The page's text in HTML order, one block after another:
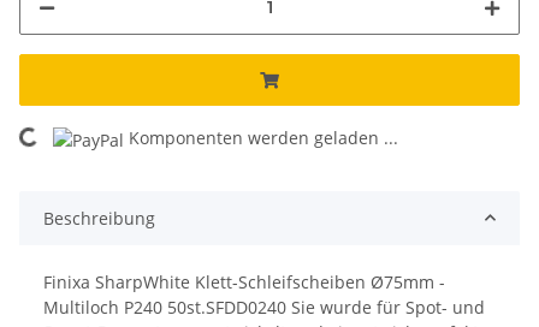
Loading... Komponenten werden geladen ...
Beschreibung
Finixa SharpWhite Klett-Schleifscheiben Ø75mm -
Multiloch P240 50st.SFDD0240 Sie wurde für Spot- und